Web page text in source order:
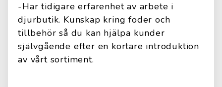
-Har tidigare erfarenhet av arbete i
djurbutik. Kunskap kring foder och
tillbehör så du kan hjälpa kunder
självgående efter en kortare introduktion
av vårt sortiment.